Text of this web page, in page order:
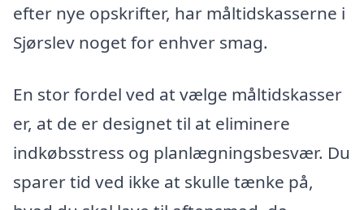
efter nye opskrifter, har måltidskasserne i
Sjørslev noget for enhver smag.
En stor fordel ved at vælge måltidskasser
er, at de er designet til at eliminere
indkøbsstress og planlægningsbesvær. Du
sparer tid ved ikke at skulle tænke på,